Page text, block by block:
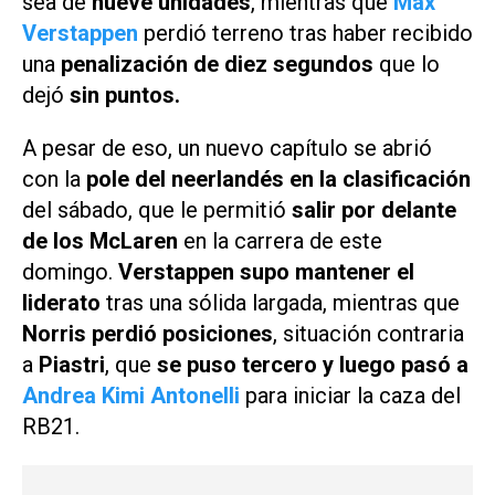
Verstappen perdió terreno tras haber recibido
una penalización de diez segundos que lo
dejó sin puntos.
A pesar de eso, un nuevo capítulo se abrió
con la pole del neerlandés en la clasificación
del sábado, que le permitió salir por delante
de los McLaren en la carrera de este
domingo. Verstappen supo mantener el
liderato tras una sólida largada, mientras que
Norris perdió posiciones, situación contraria
a Piastri, que se puso tercero y luego pasó a
Andrea Kimi Antonelli para iniciar la caza del
RB21.